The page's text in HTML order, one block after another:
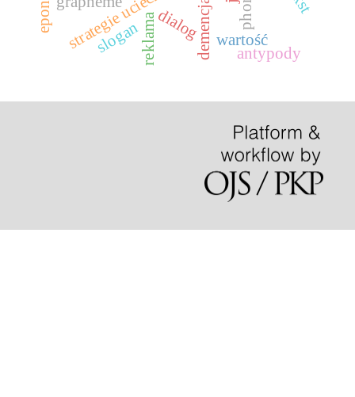
reklama
slogan dialog wartość
antypody